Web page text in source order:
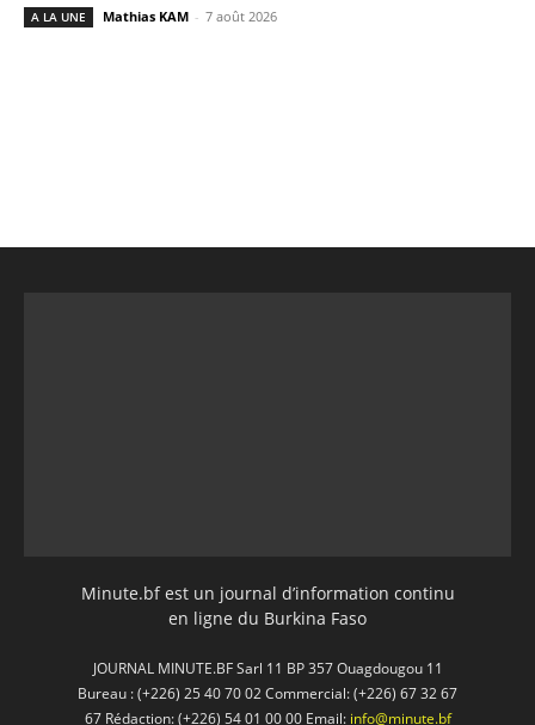
A LA UNE Mathias KAM - 7 août 2026
Minute.bf est un journal d’information continu
en ligne du Burkina Faso
JOURNAL MINUTE.BF Sarl 11 BP 357 Ouagdougou 11
Bureau : (+226) 25 40 70 02 Commercial: (+226) 67 32 67
67 Rédaction: (+226) 54 01 00 00 Email: info@minute.bf